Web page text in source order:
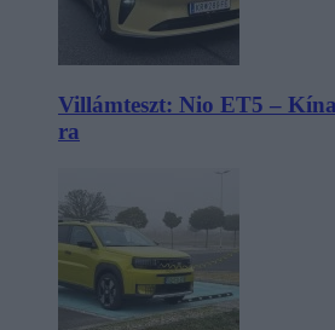
Villámteszt: Nio ET5 –
ra